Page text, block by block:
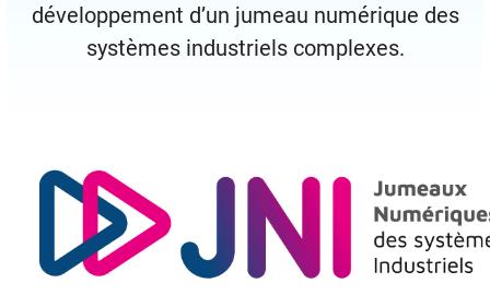
développement d’un jumeau numérique des
systèmes industriels complexes.